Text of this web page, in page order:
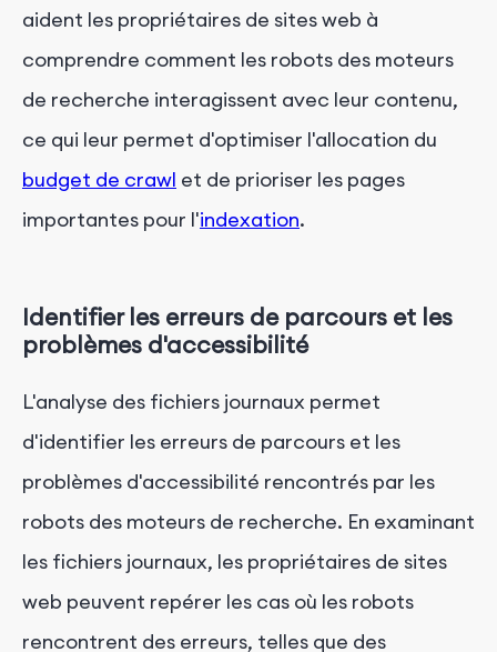
aident les propriétaires de sites web à
comprendre comment les robots des moteurs
de recherche interagissent avec leur contenu,
ce qui leur permet d'optimiser l'allocation du
budget de crawl et de prioriser les pages
importantes pour l'indexation.
Identifier les erreurs de parcours et les
problèmes d'accessibilité
L'analyse des fichiers journaux permet
d'identifier les erreurs de parcours et les
problèmes d'accessibilité rencontrés par les
robots des moteurs de recherche. En examinant
les fichiers journaux, les propriétaires de sites
web peuvent repérer les cas où les robots
rencontrent des erreurs, telles que des